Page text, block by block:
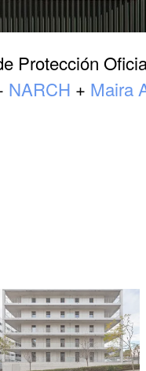
Protección
NARCH + Maira